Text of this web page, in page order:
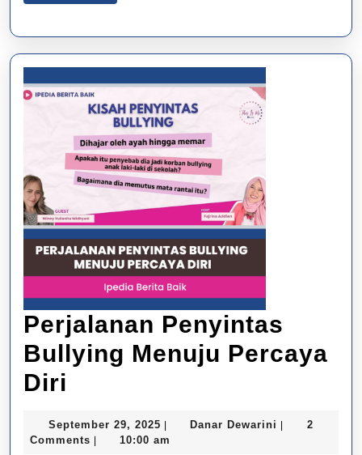
Perjalanan Penyintas
Bullying Menuju Percaya
Diri
Bullying
September 29, 2025 September
29,
Danar Dewarini Danar2
Comments
10:00 am